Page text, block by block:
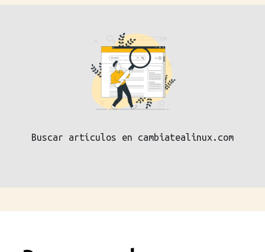
Buscar artículos en cambiatealinux.com